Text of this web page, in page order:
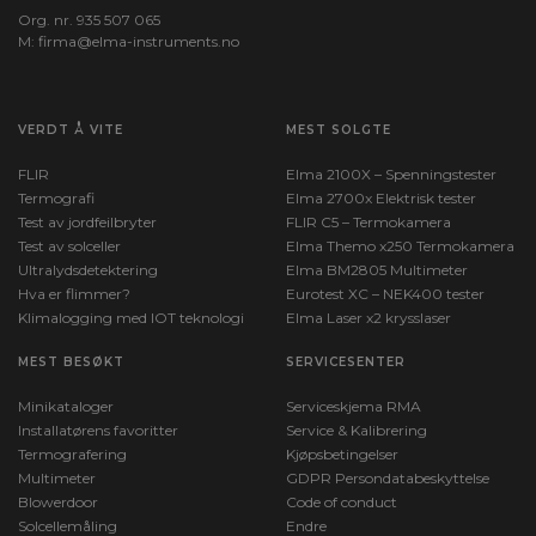
Org. nr. 935 507 065
M: firma@elma-instruments.no​
VERDT Å VITE
FLIR
Termografi
Test av jordfeilbryter
Test av solceller
Ultralydsdetektering
Hva er flimmer?
Klimalogging med IOT teknologi
MEST SOLGTE
Elma 2100X – Spenningstester
Elma 2700x Elektrisk tester
FLIR C5 – Termokamera
Elma Themo x250 Termokamera
Elma BM2805 Multimeter
Eurotest XC – NEK400 tester
Elma Laser x2 krysslaser
MEST BESØKT
Minikataloger
Installatørens favoritter
Termografering
Multimeter
Blowerdoor
Solcellemåling
SERVICESENTER
Serviceskjema RMA
Service & Kalibrering
Kjøpsbetingelser
GDPR Persondatabeskyttelse
Code of conduct
Endre